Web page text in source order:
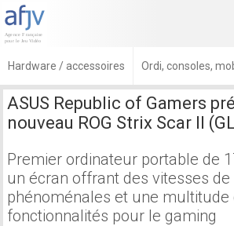
Hardware / accessoires Ordi, consoles,
ASUS Republic of Gamers
nouveau ROG Strix Scar II
Premier ordinateur portable de
un écran offrant des vitesses
phénoménales et une multitude
fonctionnalités pour le gaming